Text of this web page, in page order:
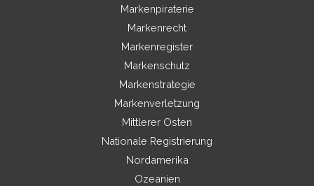
Markenpiraterie
Markenrecht
Markenregister
Markenschutz
Markenstrategie
Markenverletzung
Mittlerer Osten
Nationale Registrierung
Nordamerika
Ozeanien